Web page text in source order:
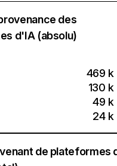
des
d'IA (absolu)
469 k
130 k
49 k
24 k
de plateformes